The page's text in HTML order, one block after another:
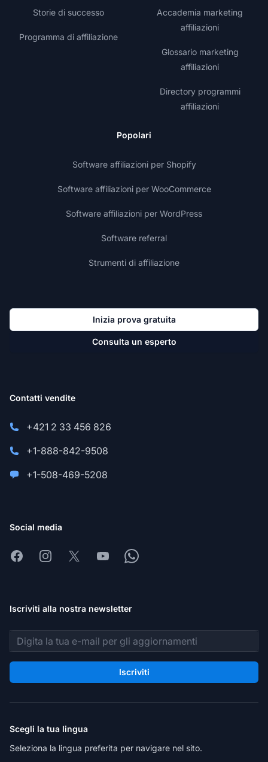
Storie di successo
Programma di affiliazione
Accademia marketing
affiliazioni
Glossario marketing
affiliazioni
Directory programmi
affiliazioni
Popolari
Software affiliazioni per Shopify
Software affiliazioni per WooCommerce
Software affiliazioni per WordPress
Software referral
Strumenti di affiliazione
Inizia prova gratuita
Consulta un esperto
Contatti vendite
+421 2 33 456 826
+1-888-842-9508
+1-508-469-5208
Social media
FacebookInstagram
X YoutubeWhatsapp
Iscriviti alla nostra newsletter
Indirizzo email
Iscriviti
Scegli la tua lingua
Seleziona la lingua preferita per navigare nel sito.